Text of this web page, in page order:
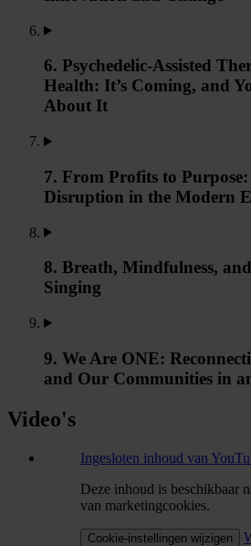
6. Psychedelic-Assisted
Health: It’s Coming, and
About It
7. From Profits to
Disruption in the Modern
8. Breath, Mindfulness,
Singing
9. We Are ONE:
and Our Communities in
Video's
Ingesloten inhoud van
Deze inhoud is beschikbaar
van marketingcookies.
Cookie-instellingen wijzigen